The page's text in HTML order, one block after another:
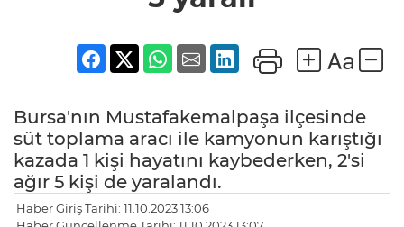
Bursa'nın Mustafakemalpaşa ilçesinde
süt toplama aracı ile kamyonun karıştığı
kazada 1 kişi hayatını kaybederken, 2'si
ağır 5 kişi de yaralandı.
Haber Giriş Tarihi: 11.10.2023 13:06